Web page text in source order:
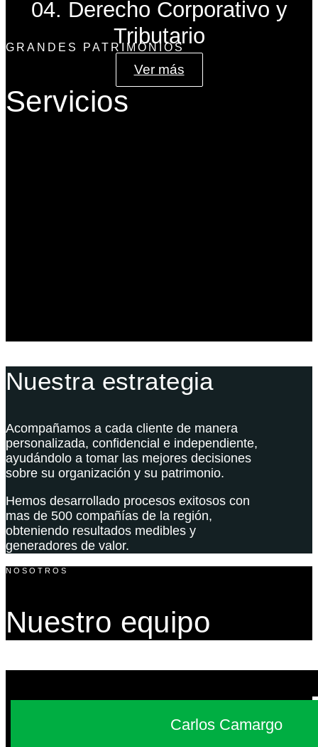
04. Derecho Corporativo y
Tributario
Ver más
GRANDES PATRIMONIOS
Servicios
Nuestra estrategia
Acompañamos a cada cliente de manera
personalizada, confidencial e independiente,
ayudándolo a tomar las mejores decisiones
sobre su organización y su patrimonio.
Hemos desarrollado procesos exitosos con
mas de 500 compañías de la región,
obteniendo resultados medibles y
generadores de valor.
NOSOTROS
Nuestro equipo
Carlos Camargo